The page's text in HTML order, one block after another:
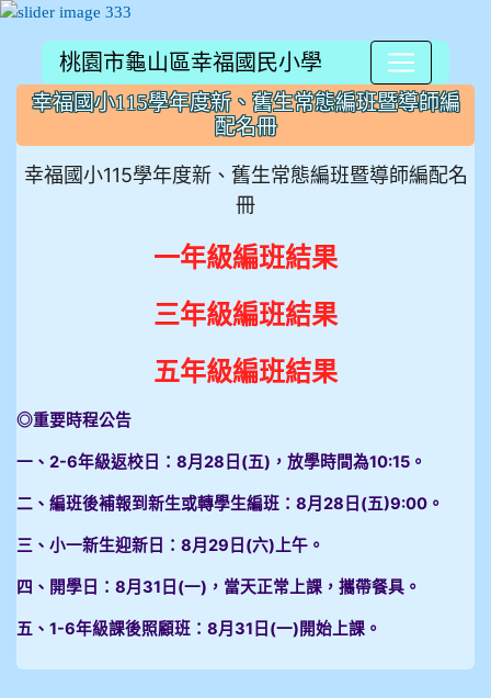
桃園市龜山區幸福國民小學
:::
幸福國小115學年度新、舊生常態編班暨導師編
配名冊
幸福國小115學年度新、舊生常態編班暨導師編配名
冊
一年級編班結果
三年級編班結果
五年級編班結果
◎重要時程公告
一、2-6年級返校日：8月28日(五)，放學時間為10:15。
二、編班後補報到新生或轉學生編班：8月28日(五)9:00。
三、小一新生迎新日：8月29日(六)上午。
四、開學日：8月31日(一)，當天正常上課，攜帶餐具。
五、1-6年級課後照顧班：8月31日(一)開始上課。